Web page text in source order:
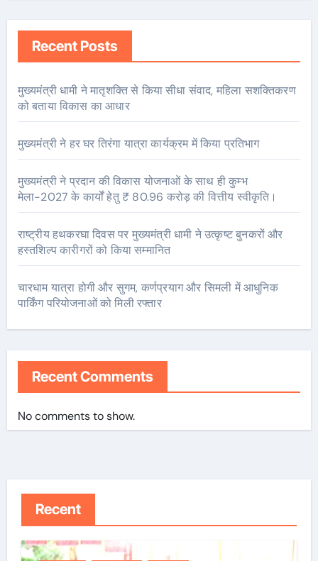
Recent Posts
मुख्यमंत्री धामी ने मातृशक्ति से किया सीधा संवाद, महिला सशक्तिकरण
को बताया विकास का आधार
मुख्यमंत्री ने हर घर तिरंगा यात्रा कार्यक्रम में किया प्रतिभाग
मुख्यमंत्री ने प्रदान की विकास योजनाओं के साथ ही कुम्भ
मेला-2027 के कार्यों हेतु ₹ 80.96 करोड़ की वित्तीय स्वीकृति।
राष्ट्रीय हथकरघा दिवस पर मुख्यमंत्री धामी ने उत्कृष्ट बुनकरों और
हस्तशिल्प कारीगरों को किया सम्मानित
चारधाम यात्रा होगी और सुगम, कर्णप्रयाग और सिमली में आधुनिक
पार्किंग परियोजनाओं को मिली रफ्तार
Recent Comments
No comments to show.
Recent